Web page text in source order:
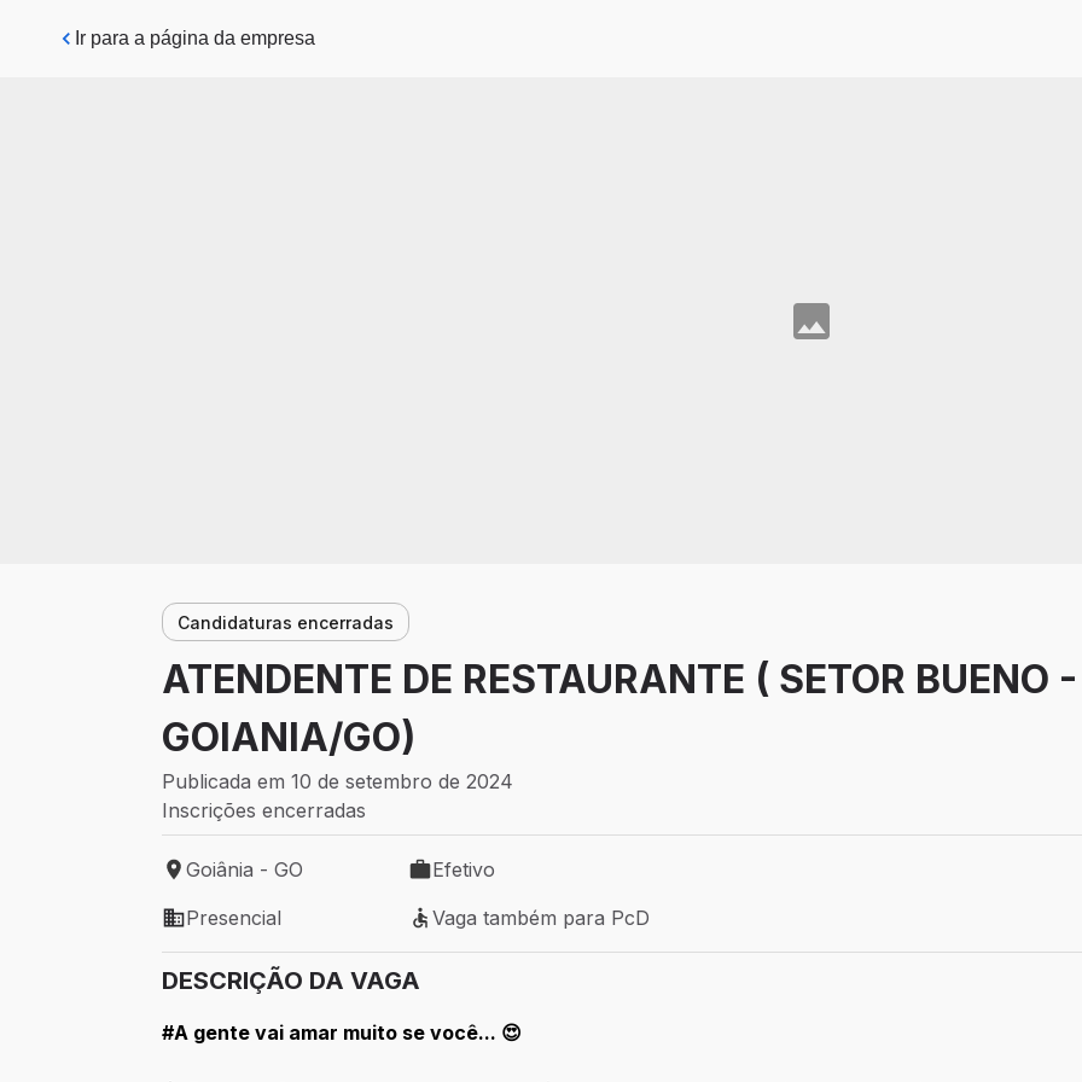
Pular para o conteúdo principal
Ir para a página da empresa
Candidaturas encerradas
ATENDENTE DE RESTAURANTE ( SETOR BUENO -
GOIANIA/GO)
Publicada em 10 de setembro de 2024
Inscrições encerradas
Local de trabalho: Goiânia - GO
Goiânia - GO
Tipo de vaga: Efetivo
Efetivo
Modelo de trabalho: Presencial
Presencial
Vaga também para PcD
Vaga também para PcD
DESCRIÇÃO DA VAGA
#A gente vai amar muito se você... 😍